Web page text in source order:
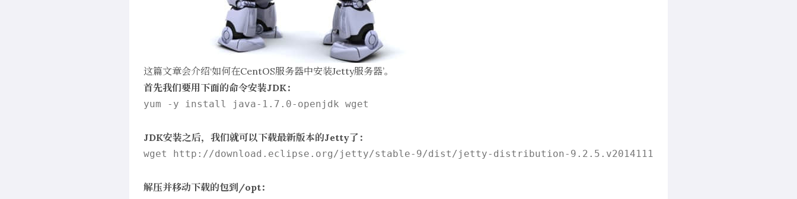
这篇文章会介绍‘如何在CentOS服务器中安装Jetty服务器’。
首先我们要用下面的命令安装JDK：
yum -y install java-1.7.0-openjdk wget
JDK安装之后，我们就可以下载最新版本的Jetty了：
wget http://download.eclipse.org/jetty/stable-9/dist/jetty-distribution-9.2.5.v20141112.tar.gz
解压并移动下载的包到/opt：